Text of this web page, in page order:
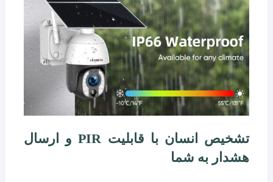
تشخیص انسان با قابلیت PIR و ارسال
هشدار به شما